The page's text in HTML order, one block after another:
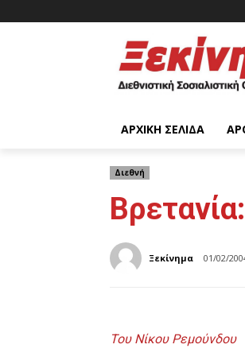
ΑΡΧΙΚΉ ΣΕΛΊΔΑ
Διεθνή
Ξεκίνημα 01/02/
Του Νίκου Ρεμούνδου